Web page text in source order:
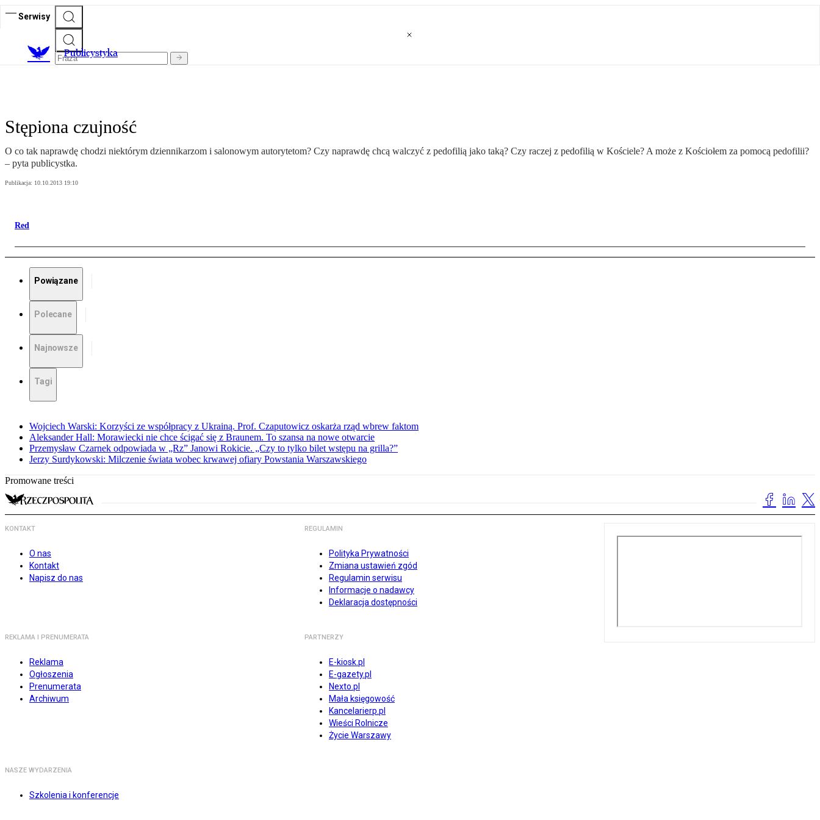
Serwisy
Publicystyka
Stępiona czujność
O co tak naprawdę chodzi niektórym dziennikarzom i salonowym autorytetom? Czy naprawdę chcą walczyć z pedofilią jako taką? Czy raczej z pedofilią w Kościele? A może z Kościołem za pomocą pedofilii?
– pyta publicystka.
Publikacja: 10.10.2013 19:10
Red
Powiązane
Polecane
Najnowsze
Tagi
Wojciech Warski: Korzyści ze współpracy z Ukrainą. Prof. Czaputowicz oskarża rząd wbrew faktom
Aleksander Hall: Morawiecki nie chce ścigać się z Braunem. To szansa na nowe otwarcie
Przemysław Czarnek odpowiada w „Rz” Janowi Rokicie. „Czy to tylko bilet wstępu na grilla?”
Jerzy Surdykowski: Milczenie świata wobec krwawej ofiary Powstania Warszawskiego
Promowane treści
KONTAKT
O nas
Kontakt
Napisz do nas
REGULAMIN
Polityka Prywatności
Zmiana ustawień zgód
Regulamin serwisu
Informacje o nadawcy
Deklaracja dostępności
REKLAMA I PRENUMERATA
Reklama
Ogłoszenia
Prenumerata
Archiwum
PARTNERZY
E-kiosk.pl
E-gazety.pl
Nexto.pl
Mała księgowość
Kancelarierp.pl
Wieści Rolnicze
Życie Warszawy
NASZE WYDARZENIA
Szkolenia i konferencje